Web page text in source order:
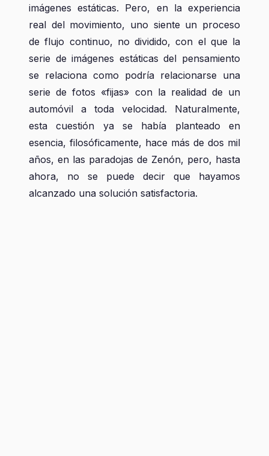
imágenes estáticas. Pero, en la experiencia
real del movimiento, uno siente un proceso
de flujo continuo, no dividido, con el que la
serie de imágenes estáticas del pensamiento
se relaciona como podría relacionarse una
serie de fotos «fijas» con la realidad de un
automóvil a toda velocidad. Naturalmente,
esta cuestión ya se había planteado en
esencia, filosóficamente, hace más de dos mil
años, en las paradojas de Zenón, pero, hasta
ahora, no se puede decir que hayamos
alcanzado una solución satisfactoria.